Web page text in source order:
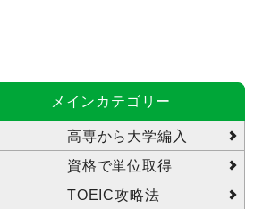
メインカテゴリー
高専から大学編入
資格で単位取得
TOEIC攻略法